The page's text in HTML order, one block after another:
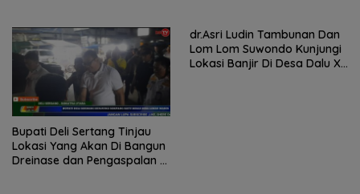
Bupati Deli Sertang Tinjau
Lokasi Yang Akan Di Bangun
Dreinase dan Pengaspalan di
dr.Asri Ludin Tambunan Dan
Lom Lom Suwondo Kunjungi
Lokasi Banjir Di Desa Dalu X